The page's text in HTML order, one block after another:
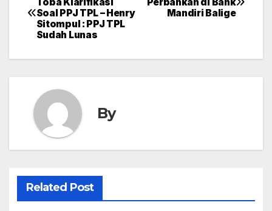
navigation
Mandiri Balige
Soal PPJ TPL – Henry
Sitompul : PPJ TPL
Sudah Lunas
By
Related Post